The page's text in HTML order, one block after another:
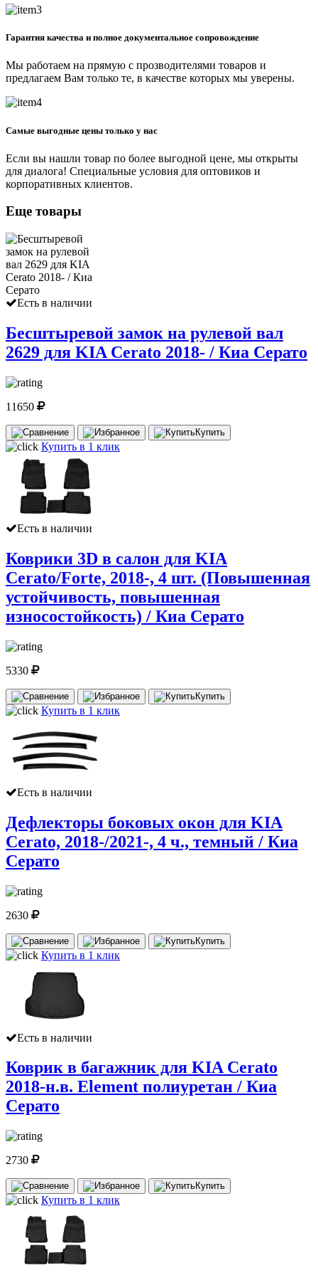
Гарантия качества и полное документальное сопровождение
Мы работаем на прямую с прозводителями товаров и
предлагаем Вам только те, в качестве которых мы уверены.
Самые выгодные цены только у нас
Если вы нашли товар по более выгодной цене, мы открыты
для диалога! Специальные условия для оптовиков и
корпоративных клиентов.
Еще товары
Есть в наличии
Бесштыревой замок на рулевой вал
2629 для KIA Cerato 2018- / Киа Серато
11650
Купить
Купить в 1 клик
Есть в наличии
Коврики 3D в салон для KIA
Cerato/Forte, 2018-, 4 шт. (Повышенная
устойчивость, повышенная
износостойкость) / Киа Серато
5330
Купить
Купить в 1 клик
Есть в наличии
Дефлекторы боковых окон для KIA
Cerato, 2018-/2021-, 4 ч., темный / Киа
Серато
2630
Купить
Купить в 1 клик
Есть в наличии
Коврик в багажник для KIA Cerato
2018-н.в. Element полиуретан / Киа
Серато
2730
Купить
Купить в 1 клик